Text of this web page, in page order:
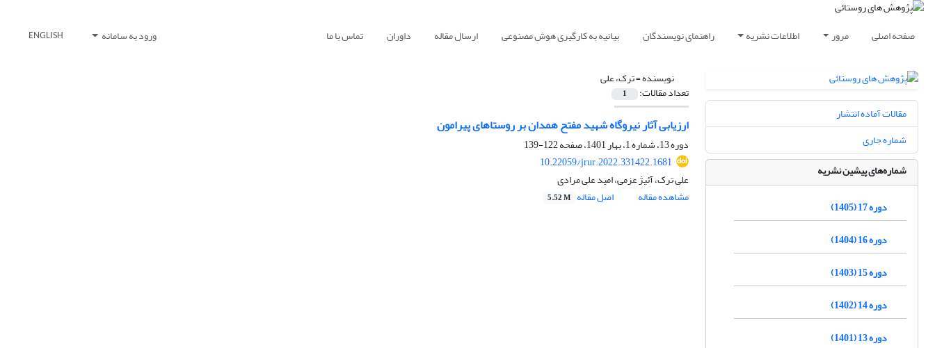
صفحه اصلی مرور اطلاعات نشریه راهنمای نویسندگان بیانیه به کارگیری هوش مصنوعی ارسال مقاله داوران تماس با ما ورود به سامانه ENGLISH
نویسنده =ترک، علی
تعداد مقالات: 1
ارزیابی آثار نیروگاه شهید مفتح همدان بر روستاهای پیرامون
دوره 13، شماره 1، بهار 1401، صفحه
122-139
10.22059/jrur.2022.331422.1681
علی ترک، آئیژ عزمی، امید علی مرادی
مشاهده مقاله
اصل مقاله 5.52 M
مقالات آماده انتشار
شماره جاری
شماره‌های پیشین نشریه
دوره 17 (1405)
دوره 16 (1404)
دوره 15 (1403)
دوره 14 (1402)
دوره 13 (1401)